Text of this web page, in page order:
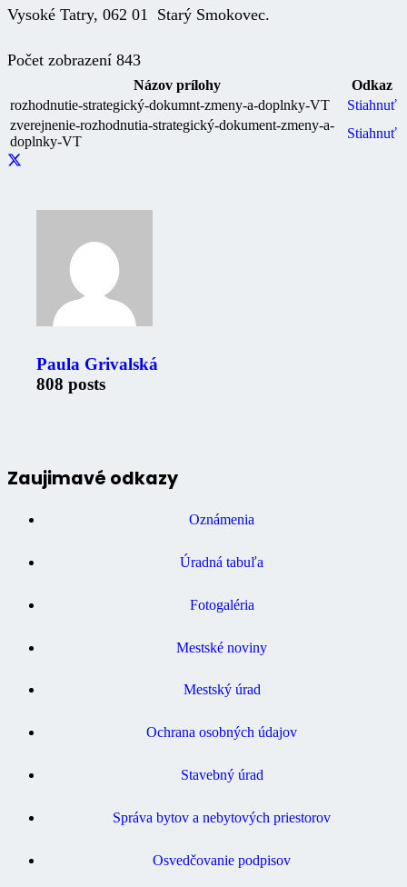
Vysoké Tatry, 062 01 Starý Smokovec.
Počet zobrazení 843
Názov prílohy
Odkaz
rozhodnutie-strategický-dokumnt-zmeny-a-doplnky-VT
Stiahnuť
zverejnenie-rozhodnutia-strategický-dokument-zmeny-a-
doplnky-VT
Stiahnuť
Paula Grivalská
808 posts
Zaujimavé odkazy
Oznámenia
Úradná tabuľa
Fotogaléria
Mestské noviny
Mestský úrad
Ochrana osobných údajov
Stavebný úrad
Správa bytov a nebytových priestorov
Osvedčovanie podpisov